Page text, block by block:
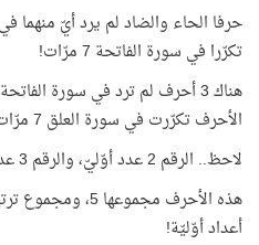
حرفا الحاء والضاد لم يرد أيّ منهما
تكرّرا في سورة الفاتحة 7 مرّات!
هناك 3 أحرف لم ترد في سورة
الأحرف تكرّرت في سورة العلق 7 مرّات!
لاحظ.. الرقم 2 عدد أوّليّ، والرقم 3 عدد أوّليّ، والرقم 7 عدد أوّليّ!
أعداد أوّليّة!